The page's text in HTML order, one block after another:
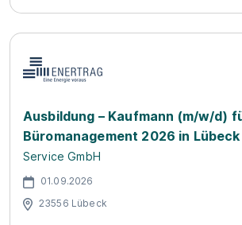
Ausbildung – Kaufmann (m/w/d)
Büromanagement 2026 in Lübeck
Service GmbH
01.09.2026
23556 Lübeck